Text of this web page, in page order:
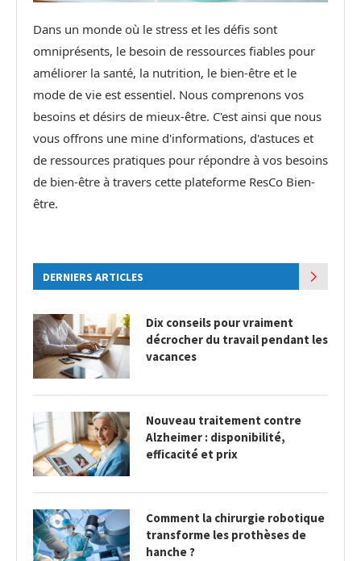
Dans un monde où le stress et les défis sont
omniprésents, le besoin de ressources fiables pour
améliorer la santé, la nutrition, le bien-être et le
mode de vie est essentiel. Nous comprenons vos
besoins et désirs de mieux-être. C'est ainsi que nous
vous offrons une mine d'informations, d'astuces et
de ressources pratiques pour répondre à vos besoins
de bien-être à travers cette plateforme ResCo Bien-
être.
DERNIERS ARTICLES
Dix conseils pour vraiment
décrocher du travail pendant les
vacances
Nouveau traitement contre
Alzheimer : disponibilité,
efficacité et prix
Comment la chirurgie robotique
transforme les prothèses de
hanche ?